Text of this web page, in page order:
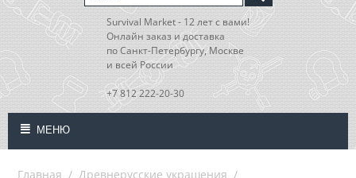
Survival Market - 12 лет с вами!
Онлайн заказ и доставка
по Санкт-Петербургу, Москве
и всей России
+7 812 222-20-30
МЕНЮ
Главная / Древнерусские украшения /